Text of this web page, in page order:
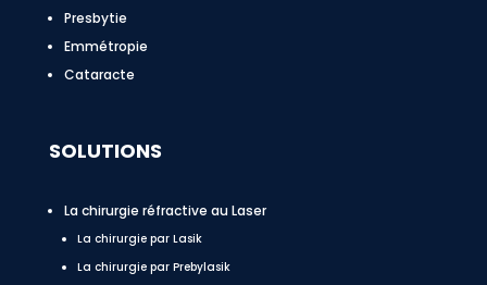
Presbytie
Emmétropie
Cataracte
SOLUTIONS
La chirurgie réfractive au Laser
La chirurgie par Lasik
La chirurgie par Prebylasik